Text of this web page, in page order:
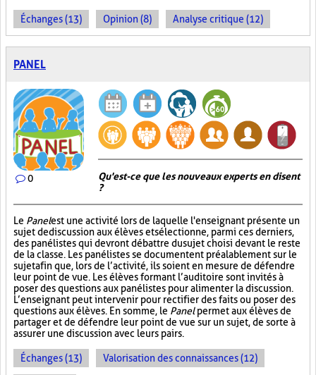
Échanges (13) Opinion (8) Analyse critique (12)
PANEL
0
Qu'est-ce que les nouveaux experts en disent
?
Le Panelest une activité lors de laquelle l'enseignant présente un
sujet de discussion aux élèves et sélectionne, parmi ces derniers,
des panélistes qui devront débattre du sujet choisi devant le reste
de la classe. Les panélistes se documentent préalablement sur le
sujet afin que, lors de l’activité, ils soient en mesure de défendre
leur point de vue. Les élèves formant l’auditoire sont invités à
poser des questions aux panélistes pour alimenter la discussion.
L’enseignant peut intervenir pour rectifier des faits ou poser des
questions aux élèves. En somme, le Panelpermet aux élèves de
partager et de défendre leur point de vue sur un sujet, de sorte à
assurer une discussion avec leurs pairs.
Échanges (13) Valorisation des connaissances (12)